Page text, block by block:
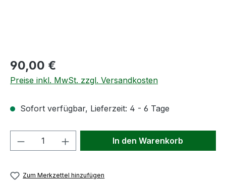
Regulärer Preis:
90,00 €
Preise inkl. MwSt. zzgl. Versandkosten
Sofort verfügbar, Lieferzeit: 4 - 6 Tage
Produkt Anzahl: Gib denIn den Warenkorb
Zum Merkzettel hinzufügen